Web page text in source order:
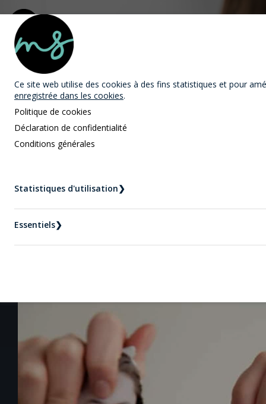
MAST Avocats
Accueil
Nouvelles
Ce site web utilise des cookies à des fins statistiques et pour
enregistrée dans les cookies.
Politique de cookies
Déclaration de confidentialité
Conditions générales
Statistiques d'utilisation❯
Essentiels❯